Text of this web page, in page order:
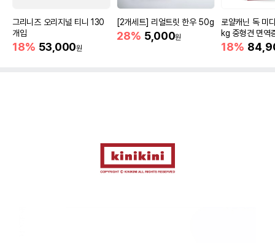
그리니즈 오리지널 티니 130
개입
18% 53,000원
[2개세트] 리얼트릿 한우 50g
28% 5,000원
로얄캐닌 독 미
kg 중형견 면역
18%